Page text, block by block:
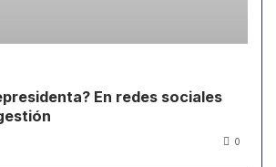
En redes sociales
0